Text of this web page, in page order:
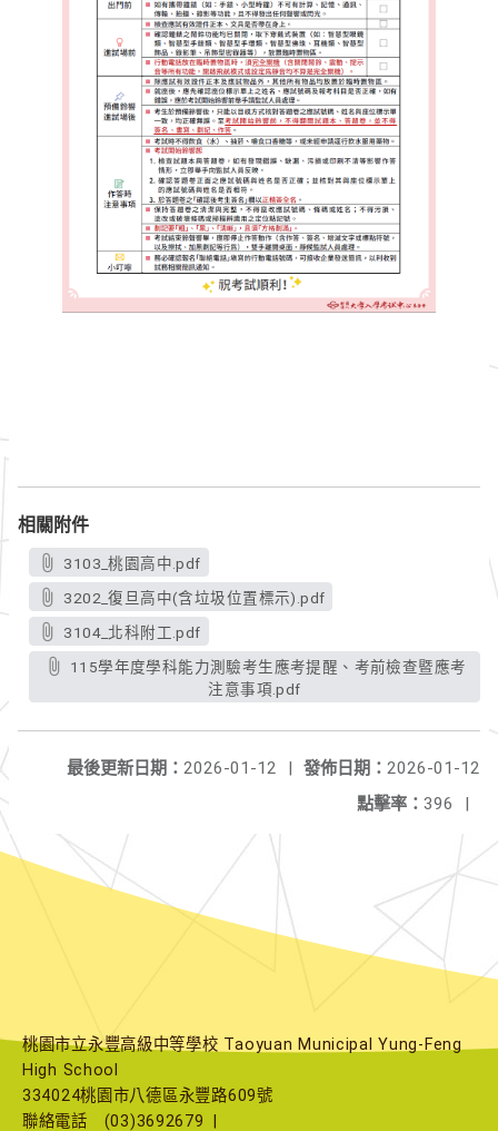
相關附件
3103_桃園高中.pdf
3202_復旦高中(含垃圾位置標示).pdf
3104_北科附工.pdf
注意事項.pdf
發佈日期： 2026-01-12
最後更新日期： 2026-01-12
點擊率： 396
桃園市立永豐高級中等學校 Taoyuan Municipal Yung-Feng
High School
334024桃園市八德區永豐路609號
聯絡電話
(03)3692679